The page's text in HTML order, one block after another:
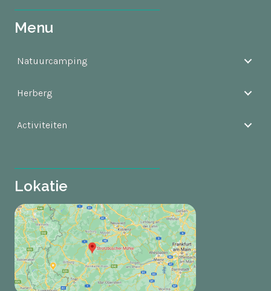
r
n
Menu
Natuurcamping
Herberg
Activiteiten
Lokatie